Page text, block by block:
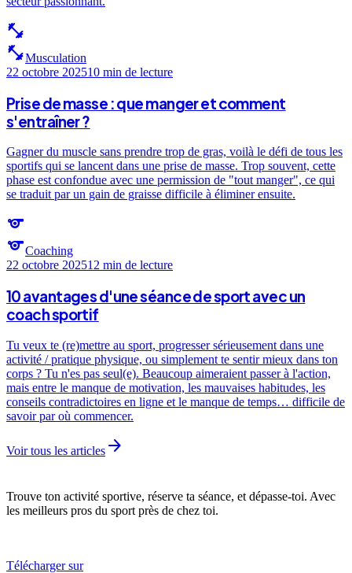
fitness_center
fitness_centerMusculation
22 octobre 202510 min de lecture
Prise de masse : que manger et comment
s'entraîner ?
Gagner du muscle sans prendre trop de gras, voilà le défi de tous les
sportifs qui se lancent dans une prise de masse. Trop souvent, cette
phase est confondue avec une permission de "tout manger", ce qui
se traduit par un gain de graisse difficile à éliminer ensuite.
sports
sportsCoaching
22 octobre 202512 min de lecture
10 avantages d'une séance de sport avec un
coach sportif
Tu veux te (re)mettre au sport, progresser sérieusement dans une
activité / pratique physique, ou simplement te sentir mieux dans ton
corps ? Tu n'es pas seul(e). Beaucoup aimeraient passer à l'action,
mais entre le manque de motivation, les mauvaises habitudes, les
conseils contradictoires en ligne et le manque de temps… difficile de
savoir par où commencer.
Voir tous les articles arrow_forward
Trouve ton activité sportive, réserve ta séance, et dépasse-toi. Avec
les meilleurs pros du sport près de chez toi.
Télécharger sur